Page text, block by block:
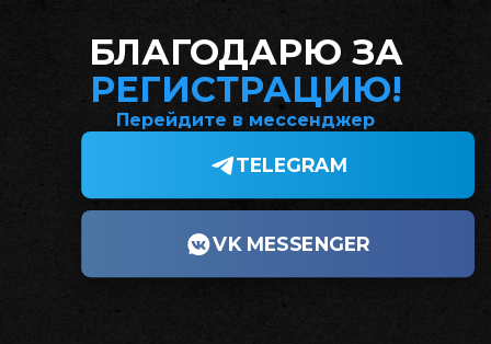
БЛАГОДАРЮ ЗА
РЕГИСТРАЦИЮ!
Перейдите в мессенджер
TELEGRAM
VK MESSENGER